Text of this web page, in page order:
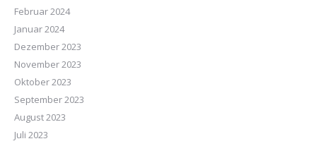
Februar 2024
Januar 2024
Dezember 2023
November 2023
Oktober 2023
September 2023
August 2023
Juli 2023